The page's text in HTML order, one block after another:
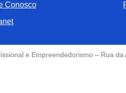
Conosco
e Empreendedorismo – Rua